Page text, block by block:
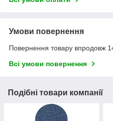
Умови повернення
Повернення товару впродовж
Всі умови повернення
Подібні товари компанії